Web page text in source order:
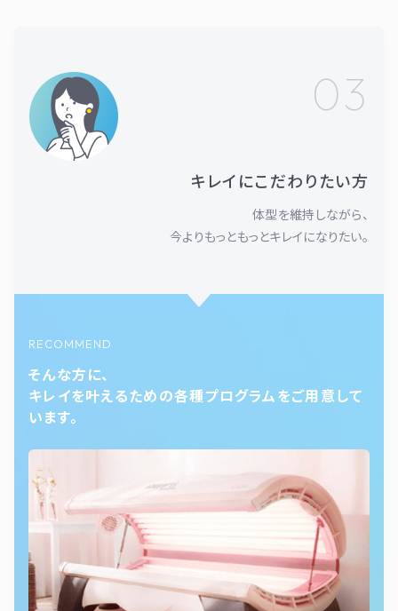
03
キレイにこだわりたい方
体型を維持しながら、
今よりもっともっとキレイになりたい。
RECOMMEND
そんな方に、
キレイを叶えるための各種プログラムをご用意して
います。